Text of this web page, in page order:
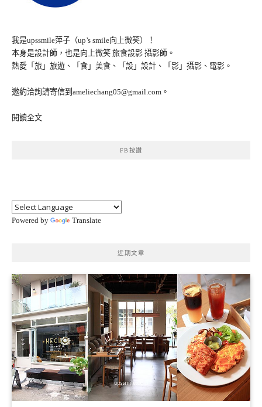
我是upssmile萍子（up’s smile向上微笑）！
本身是設計師，也是向上微笑 旅食設影 攝影師。
熱愛「旅」旅遊、「食」美食、「設」設計、「影」攝影、電影。
邀約洽詢請寄信到ameliechang05@gmail.com。
閱讀全文
FB按讚
Powered by Translate
近期文章